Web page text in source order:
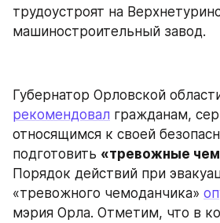
трудоустроят на
машиностроительный завод.
рекомендовал гражданам,
относящимся к своей
подготовить «тревожные
Порядок действий при
«тревожного чемоданчика»
мэрия Орла. Отметим, что в